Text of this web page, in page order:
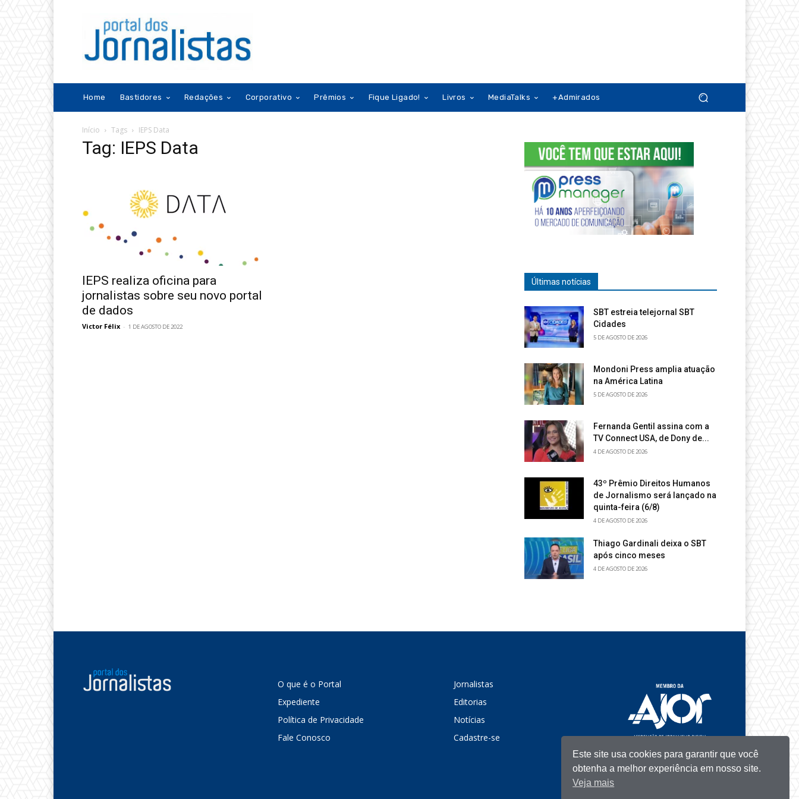
Home Bastidores Redações Corporativo Prêmios Fique Ligado! Livros MediaTalks +Admirados
Início Tags IEPS Data
Tag: IEPS Data
IEPS realiza oficina para
jornalistas sobre seu novo portal
de dados
Victor Félix - 1 DE AGOSTO DE 2022
Últimas notícias
SBT estreia telejornal SBT
Cidades
5 DE AGOSTO DE 2026
Mondoni Press amplia atuação
na América Latina
5 DE AGOSTO DE 2026
Fernanda Gentil assina com a
TV Connect USA, de Dony de...
4 DE AGOSTO DE 2026
43º Prêmio Direitos Humanos
de Jornalismo será lançado na
quinta-feira (6/8)
4 DE AGOSTO DE 2026
Thiago Gardinali deixa o SBT
após cinco meses
4 DE AGOSTO DE 2026
O que é o Portal
Expediente
Política de Privacidade
Fale Conosco
Jornalistas
Editorias
Notícias
Cadastre-se
Este site usa cookies para garantir que você
obtenha a melhor experiência em nosso site.
Veja mais